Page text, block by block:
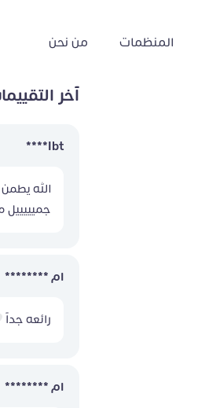
المنظمات من نحن
آخر
Ibt****
الله
جميييييل
ام ********
رائعه جداً
ام ********